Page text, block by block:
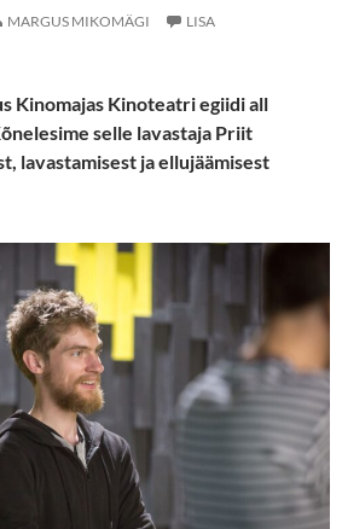
MARGUS MIKOMÄGI
LISA
Kinomajas Kinoteatri egiidi all
selle lavastaja Priit
lavastamisest ja ellujäämisest